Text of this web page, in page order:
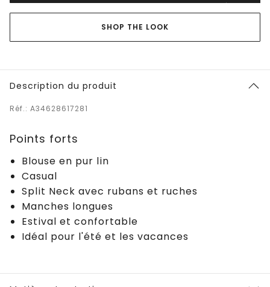
SHOP THE LOOK
Description du produit
Réf.: A34628617281
Points forts
Blouse en pur lin
Casual
Split Neck avec rubans et ruches
Manches longues
Estival et confortable
Idéal pour l'été et les vacances